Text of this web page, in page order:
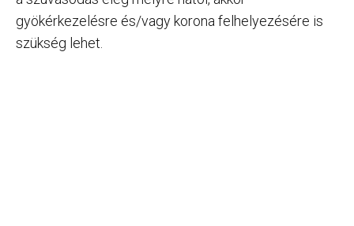
gyökérkezelésre és/vagy korona felhelyezésére is
szükség lehet.